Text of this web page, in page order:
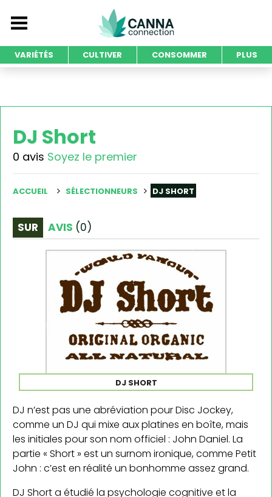
VARIÉTÉS CULTIVER CONSOMMER PLUS
DJ Short
0 avis Soyez le premier
ACCUEIL SÉLECTIONNEURS DJ SHORT
SUR AVIS (0)
DJ SHORT
DJ n’est pas une abréviation pour Disc Jockey,
comme un DJ qui mixe aux platines en boîte, mais
les initiales pour son nom officiel : John Daniel. La
partie « Short » est un surnom ironique, comme Petit
John : c’est en réalité un bonhomme assez grand.
DJ Short a étudié la psychologie cognitive et la